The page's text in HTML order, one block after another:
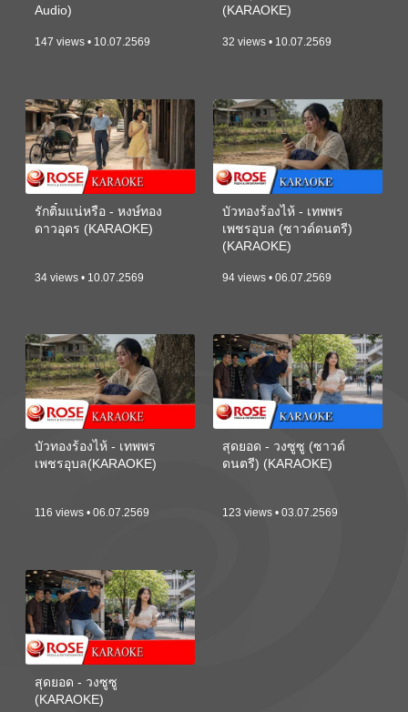
Audio)
147 views • 10.07.2569
(KARAOKE)
32 views • 10.07.2569
รักติ๋มแน่หรือ - หงษ์ทอง
ดาวอุดร (KARAOKE)
34 views • 10.07.2569
บัวทองร้องไห้ - เทพพร
เพชรอุบล (ซาวด์ดนตรี)
(KARAOKE)
94 views • 06.07.2569
บัวทองร้องไห้ - เทพพร
เพชรอุบล(KARAOKE)
116 views • 06.07.2569
สุดยอด - วงซูซู (ซาวด์
ดนตรี) (KARAOKE)
123 views • 03.07.2569
สุดยอด - วงซูซู
(KARAOKE)